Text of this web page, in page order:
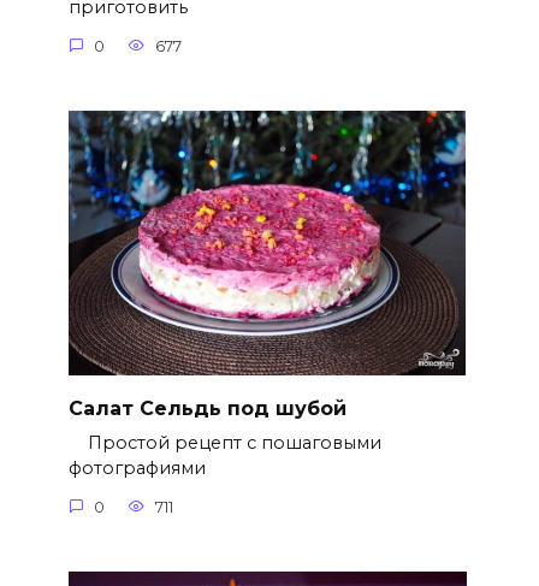
приготовить
0 677
Салат Сельдь под шубой
Простой рецепт с пошаговыми
фотографиями
0 711